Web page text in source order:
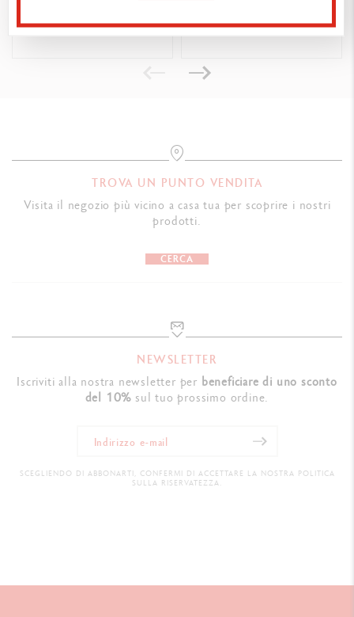
TROVA UN PUNTO VENDITA
Visita il negozio più vicino a casa tua per scoprire i nostri
prodotti.
CERCA
NEWSLETTER
Iscriviti alla nostra newsletter per beneficiare di uno sconto
del 10% sul tuo prossimo ordine.
SCEGLIENDO DI ABBONARTI, CONFERMI DI ACCETTARE LA NOSTRA POLITICA
SULLA RISERVATEZZA.